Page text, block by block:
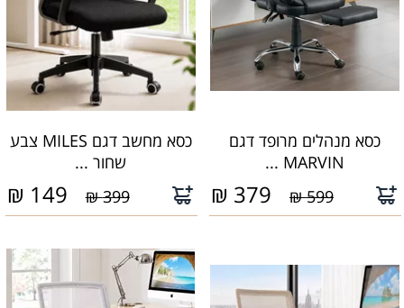
כסא מנהלים מרופד דגם
MARVIN ...
599 ₪
379
₪
כסא מחשב דגם MILES צבע
שחור ...
399 ₪
149
₪